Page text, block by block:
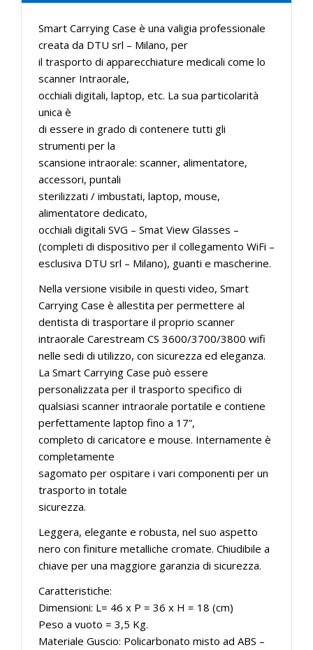
Smart Carrying Case è una valigia professionale
creata da DTU srl – Milano, per
il trasporto di apparecchiature medicali come lo
scanner Intraorale,
occhiali digitali, laptop, etc. La sua particolarità
unica è
di essere in grado di contenere tutti gli
strumenti per la
scansione intraorale: scanner, alimentatore,
accessori, puntali
sterilizzati / imbustati, laptop, mouse,
alimentatore dedicato,
occhiali digitali SVG – Smat View Glasses –
(completi di dispositivo per il collegamento WiFi –
esclusiva DTU srl – Milano), guanti e mascherine.
Nella versione visibile in questi video, Smart
Carrying Case è allestita per permettere al
dentista di trasportare il proprio scanner
intraorale Carestream CS 3600/3700/3800 wifi
nelle sedi di utilizzo, con sicurezza ed eleganza.
La Smart Carrying Case può essere
personalizzata per il trasporto specifico di
qualsiasi scanner intraorale portatile e contiene
perfettamente laptop fino a 17”,
completo di caricatore e mouse. Internamente è
completamente
sagomato per ospitare i vari componenti per un
trasporto in totale
sicurezza.
Leggera, elegante e robusta, nel suo aspetto
nero con finiture metalliche cromate. Chiudibile a
chiave per una maggiore garanzia di sicurezza.
Caratteristiche:
Dimensioni: L= 46 x P = 36 x H = 18 (cm)
Peso a vuoto = 3,5 Kg.
Materiale Guscio: Policarbonato misto ad ABS –